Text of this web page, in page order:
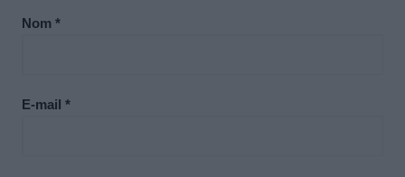
Nom *
E-mail *